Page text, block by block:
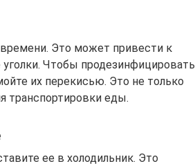
Это может привести к
Чтобы продезинфицировать
их перекисью. Это не только
транспортировки еды.
ее в холодильник. Это